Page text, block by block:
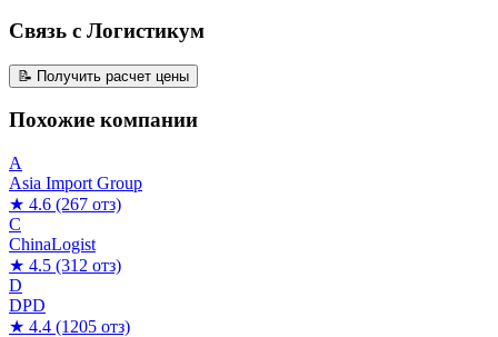
Связь с Логистикум
📝 Получить расчет цены
Похожие компании
A
Asia Import Group
★ 4.6 (267 отз)
C
ChinaLogist
★ 4.5 (312 отз)
D
DPD
★ 4.4 (1205 отз)